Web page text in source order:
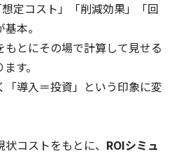
定コスト」「削減効果」「回
本。
もとにその場で計算して見せる
す。
「導入＝投資」という印象に変
コストをもとに、 ROIシミュ